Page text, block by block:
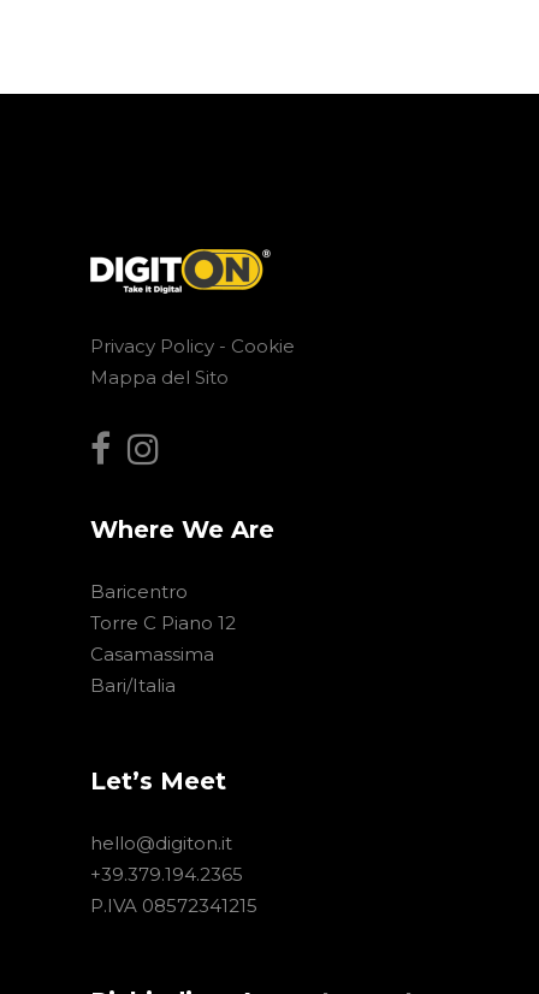
Privacy Policy - Cookie
Mappa del Sito
Where We Are
Baricentro
Torre C Piano 12
Casamassima
Bari/Italia
Let’s Meet
hello@digiton.it
+39.379.194.2365
P.IVA 08572341215